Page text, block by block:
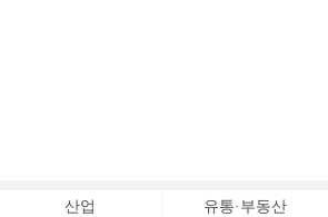
산업 유통·부동산